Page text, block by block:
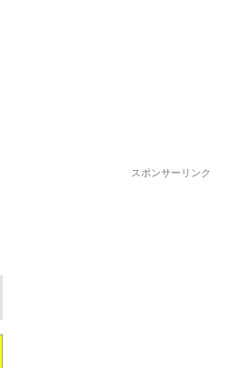
スポンサーリンク